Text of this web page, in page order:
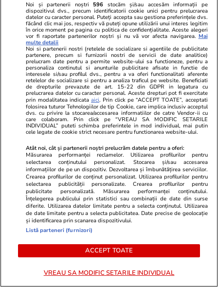
Câte calorii au cireșele și ce
nutrienți conțin
Lifestyle 14 iul.
Ce este făina de tapioca și în ce
rețete poate fi folosită
Știri România 15 iul.
Proiectul reactoarelor SMR de
la Doicești continuă în forma
inițială. Decizia luată de
Știri România
Noi și partenerii noștri 596 stocăm și/sau accesăm informații pe
dispozitivul dvs., precum identificatorii cookie unici pentru prelucrarea
datelor cu caracter personal. Puteți accepta sau gestiona preferințele dvs.
făcând clic mai jos, respectiv vă puteți opune utilizării unui interes legitim
în orice moment pe pagina cu politica de confidențialitate. Aceste alegeri
vor fi raportate partenerilor noștri și nu vă vor afecta navigarea. Mai
multe detalii
Noi si partenerii nostri (retelele de socializare si agentiile de publicitate
partenere, precum si furnizorii nostri de servicii de date analitice)
prelucram date pentru a permite website-ului sa functioneze, pentru a
personaliza continutul si anunturile publicitare afisate in functie de
interesele si/sau profilul dvs., pentru a va oferi functionalitati aferente
retelelor de socializare si pentru a analiza traficul pe website. Beneficiati
de drepturile prevazute de art. 15-22 din GDPR in legatura cu
prelucrarea datelor cu caracter personal. Aceste drepturi pot fi exercitate
prin modalitatea indicataaici. Prin click pe “ACCEPT TOATE”, acceptati
folosirea tuturor Tehnologiilor de tip Cookie, care implica inclusiv acceptul
dvs. cu privire la stocarea/accesarea informatiilor de catre Vendor-ii cu
care colaboram. Prin click pe “VREAU SA MODIFIC SETARILE
INDIVIDUAL” puteti schimba preferintele in mod individual, mai putin
cele legate de cookie strict necesare pentru functionarea website-ului.
Atât noi, cât și partenerii noștri prelucrăm datele pentru a oferi:
Măsurarea performanței reclamelor. Utilizarea profilurilor pentru
selectarea conținutului personalizat. Stocarea și/sau accesarea
informațiilor de pe un dispozitiv. Dezvoltarea și îmbunătățirea serviciilor.
Crearea profilurilor de conținut personalizat. Utilizarea profilurilor pentru
selectarea publicității personalizate. Crearea profilurilor pentru
publicitate personalizată. Măsurarea performanței conținutului.
Înțelegerea publicului prin statistici sau combinații de date din surse
diferite. Utilizarea datelor limitate pentru a selecta conținutul. Utilizarea
de date limitate pentru a selecta publicitatea. Date precise de geolocație
și identificarea prin scanarea dispozitivului.
Listă parteneri (furnizori)
ACCEPT TOATE
VREAU SA MODIFIC SETARILE INDIVIDUAL